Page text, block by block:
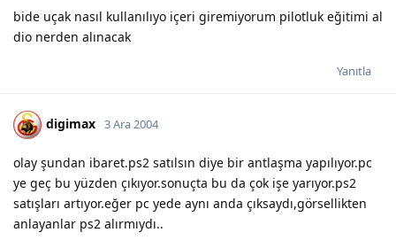
bide uçak nasıl kullanılıyo içeri giremiyorum pilotluk eğitimi al
dio nerden alınacak
Yanıtla
digimax 3 Ara 2004
olay şundan ibaret.ps2 satılsın diye bir antlaşma yapılıyor.pc
ye geç bu yüzden çıkıyor.sonuçta bu da çok işe yarıyor.ps2
satışları artıyor.eğer pc yede aynı anda çıksaydı,görsellikten
anlayanlar ps2 alırmıydı..